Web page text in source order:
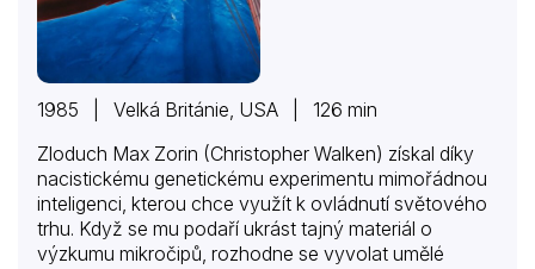
1985 | Velká Británie, USA | 126 min
Zloduch Max Zorin (Christopher Walken) získal díky
nacistickému genetickému experimentu mimořádnou
inteligenci, kterou chce využít k ovládnutí světového
trhu. Když se mu podaří ukrást tajný materiál o
výzkumu mikročipů, rozhodne se vyvolat umělé